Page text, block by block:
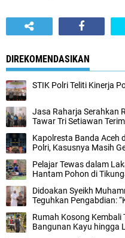
DIREKOMENDASIKAN
STIK Polri Teliti Kinerja
Jasa Raharja Serahkan
Tawar Tri Setiawan
Kapolresta Banda Aceh
Polri, Kasusnya Masih
Pelajar Tewas dalam
Hantam Pohon di
Didoakan Syeikh
Teguhkan Pengabdian:
Rumah Kosong Kembali
Bangunan Kayu hingga